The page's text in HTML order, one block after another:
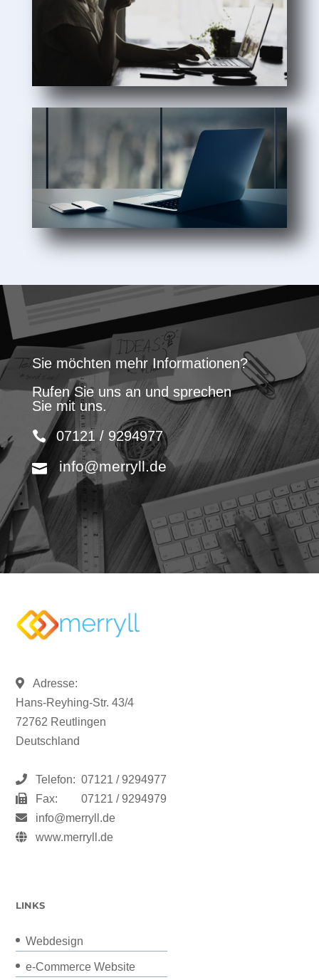
Sie möchten mehr Informationen?
Rufen Sie uns an und sprechen
Sie mit uns.
07121 / 9294977
info@merryll.de
Adresse:
Hans-Reyhing-Str. 43/4
72762 Reutlingen
Deutschland
Telefon: 07121 / 9294977
Fax:
07121 / 9294979
info@merryll.de
www.merryll.de
LINKS
Webdesign
e-Commerce Website